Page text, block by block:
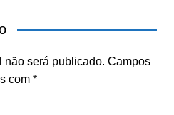
não será publicado. Campos
com *